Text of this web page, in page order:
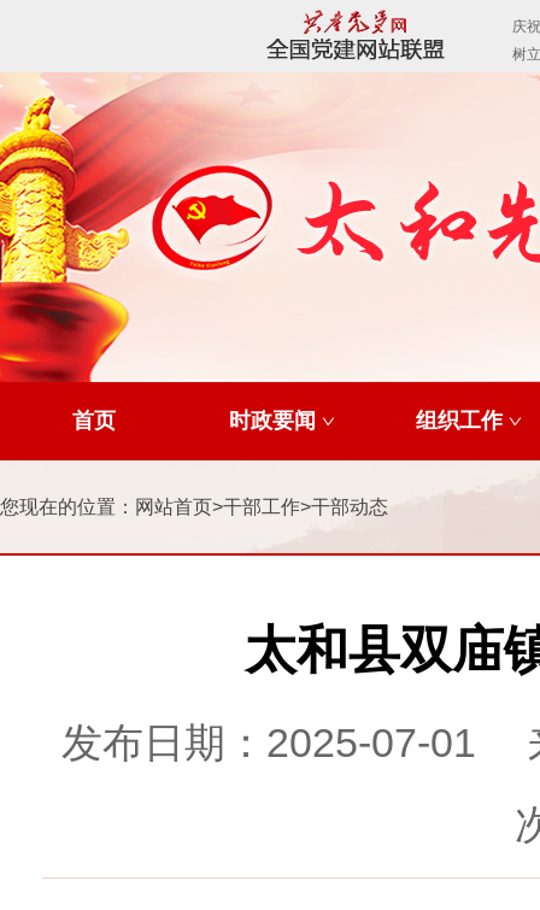
首页 时政要闻 组织工作
您现在的位置： 网站首页>干部工作>干部动态
太和县双庙
发布日期：2025-07-